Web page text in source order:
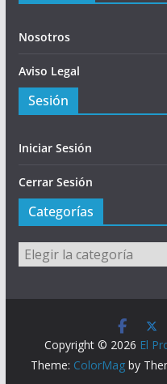
Nosotros
Aviso Legal
Sesión
Iniciar Sesión
Cerrar Sesión
Categorías
Categorías
Copyright © 2026 El
Theme: ColorMagby